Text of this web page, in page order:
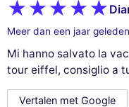
Meer dan een jaar
Mi hanno salvato la
tour eiffel, consiglio a
Vertalen met Google